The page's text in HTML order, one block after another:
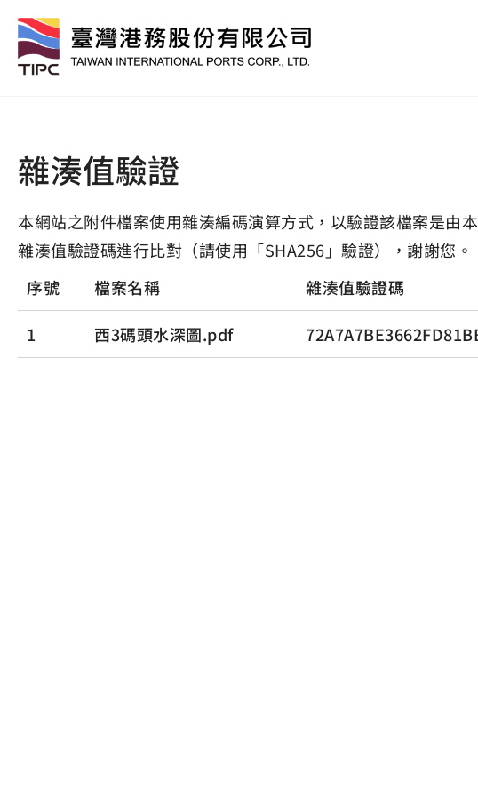
雜湊值驗證
本網站之附件檔案使用雜湊編碼演算方式，以驗證該檔案是由
雜湊值驗證碼進行比對（請使用「SHA256」驗證），謝謝您。
序號
檔案名稱 雜湊值驗證碼
1 西3碼頭水深圖.pdf